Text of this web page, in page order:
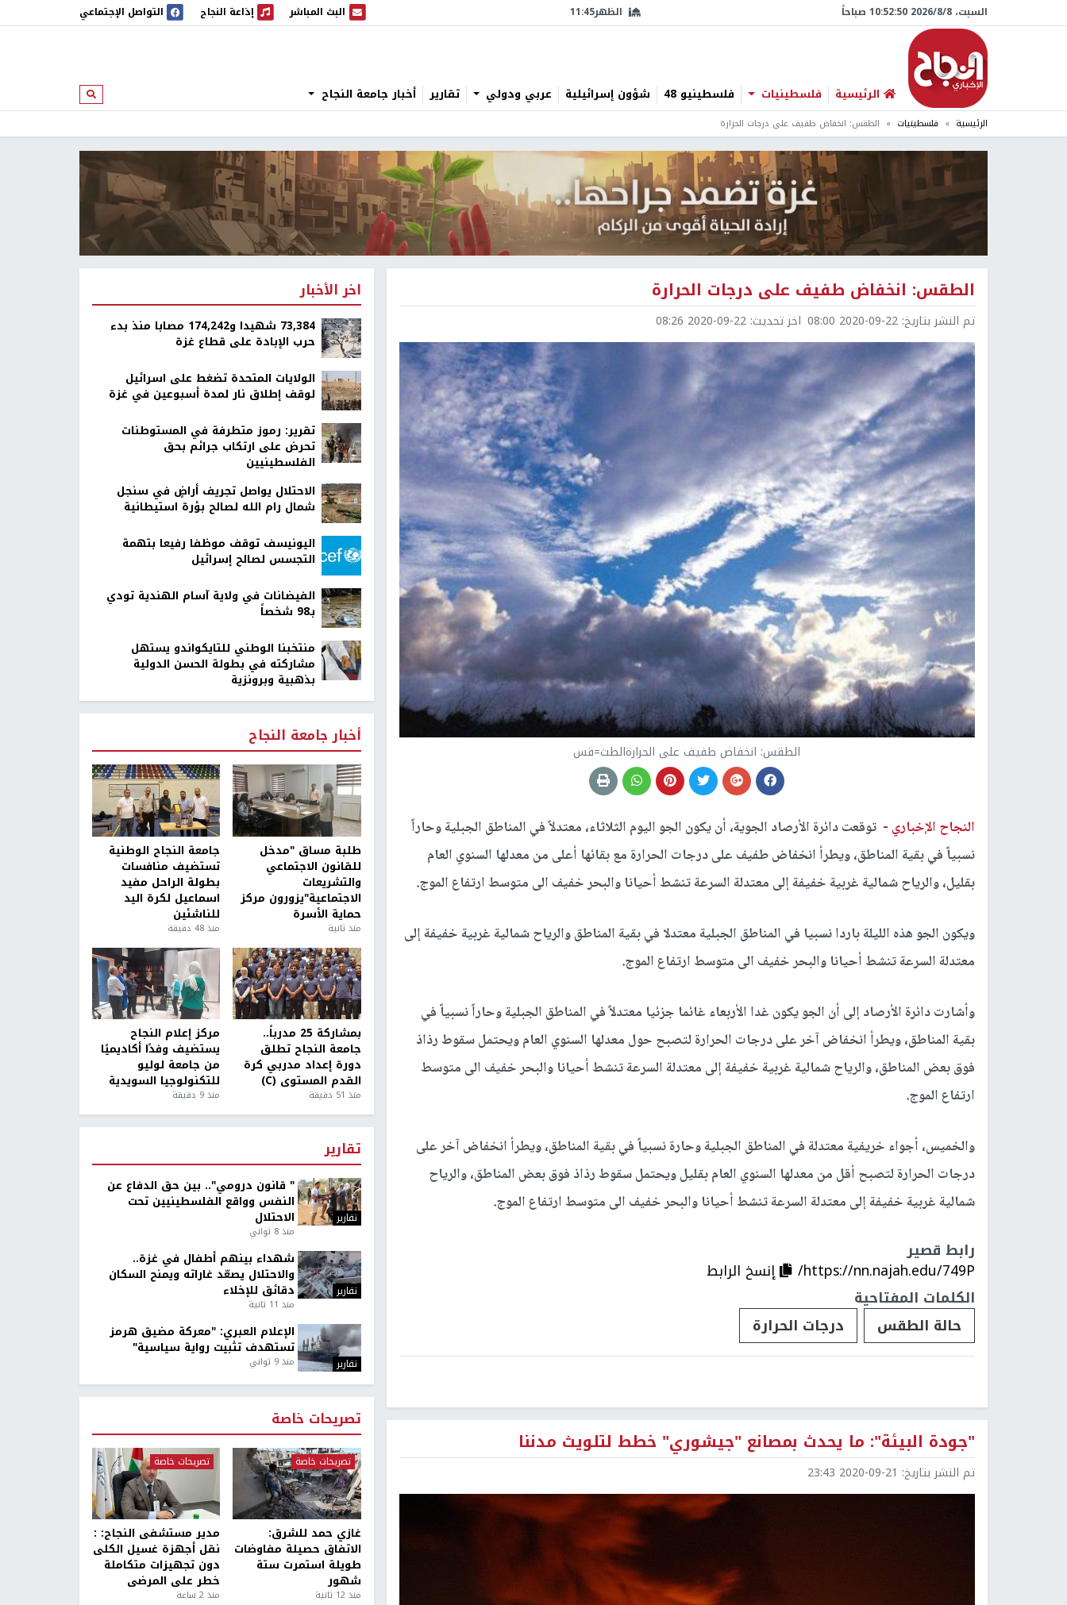
السبت، 8/‏8/‏2026 10:52:51 صباحاً الظهر11:45 البث المباشر
البث المباشر إذاعة النجاح
إذاعة النجاح التواصل الإجتماعي
الرئيسية فلسطينيات فلسطينيو 48 شؤون إسرائيلية عربي ودولي تقارير أخبار جامعة النجاح ابحث
الرئيسية فلسطينيات الطقس: انخفاض طفيف على درجات الحرارة
الطقس: انخفاض طفيف على درجات الحرارة
تم النشر بتاريخ: 2020-09-22 08:00 اخر تحديث: 2020-09-22 08:26
الطقس: انخفاض طفيف على الحرارةالطث=قس
النجاح الإخباري - توقعت دائرة الأرصاد الجوية، أن يكون الجو اليوم الثلاثاء، معتدلاً في المناطق الجبلية وحاراً
نسبياً في بقية المناطق، ويطرأ انخفاض طفيف على درجات الحرارة مع بقائها أعلى من معدلها السنوي العام
بقليل، والرياح شمالية غربية خفيفة إلى معتدلة السرعة تنشط أحيانا والبحر خفيف الى متوسط ارتفاع الموج.
ويكون الجو هذه الليلة باردا نسبيا في المناطق الجبلية معتدلا في بقية المناطق والرياح شمالية غربية خفيفة إلى
معتدلة السرعة تنشط أحيانا والبحر خفيف الى متوسط ارتفاع الموج.
وأشارت دائرة الأرصاد إلى أن الجو يكون غدا الأربعاء غائما جزئيا معتدلاً في المناطق الجبلية وحاراً نسبياً في
بقية المناطق، ويطرأ انخفاض آخر على درجات الحرارة لتصبح حول معدلها السنوي العام ويحتمل سقوط رذاذ
فوق بعض المناطق، والرياح شمالية غربية خفيفة إلى معتدلة السرعة تنشط أحيانا والبحر خفيف الى متوسط
ارتفاع الموج.
والخميس، أجواء خريفية معتدلة في المناطق الجبلية وحارة نسبياً في بقية المناطق، ويطرأ انخفاض آخر على
درجات الحرارة لتصبح أقل من معدلها السنوي العام بقليل ويحتمل سقوط رذاذ فوق بعض المناطق، والرياح
شمالية غربية خفيفة إلى معتدلة السرعة تنشط أحيانا والبحر خفيف الى متوسط ارتفاع الموج.
رابط قصير
https://nn.najah.edu/749P/
إنسخ الرابط
الكلمات المفتاحية
حالة الطقس
درجات الحرارة
"جودة البيئة": ما يحدث بمصانع "جيشوري" خطط لتلويث مدننا
تم النشر بتاريخ: 2020-09-21 23:43
اخر الأخبار
73,384 شهيدا و174,242 مصابا منذ بدء
حرب الإبادة على قطاع غزة
الولايات المتحدة تضغط على اسرائيل
لوقف إطلاق نار لمدة أسبوعين في غزة
تقرير: رموز متطرفة في المستوطنات
تحرض على ارتكاب جرائم بحق
الفلسطينيين
الاحتلال يواصل تجريف أراضٍ في سنجل
شمال رام الله لصالح بؤرة استيطانية
اليونيسف توقف موظفا رفيعا بتهمة
التجسس لصالح إسرائيل
الفيضانات في ولاية آسام الهندية تودي
بـ98 شخصاً
منتخبنا الوطني للتايكواندو يستهل
مشاركته في بطولة الحسن الدولية
بذهبية وبرونزية
أخبار جامعة النجاح
طلبة مساق "مدخل
للقانون الاجتماعي
والتشريعات
الاجتماعية"يزورون مركز
حماية الأسرة
منذ ثانية
جامعة النجاح الوطنية
تستضيف منافسات
بطولة الراحل مفيد
اسماعيل لكرة اليد
للناشئين
منذ 48 دقيقة
بمشاركة 25 مدرباً..
جامعة النجاح تطلق
دورة إعداد مدربي كرة
القدم المستوى (C)
منذ 51 دقيقة
مركز إعلام النجاح
يستضيف وفدًا أكاديميًا
من جامعة لوليو
للتكنولوجيا السويدية
منذ 9 دقيقة
تقارير
تقارير
" قانون درومي".. بين حق الدفاع عن
النفس وواقع الفلسطينيين تحت
الاحتلال
منذ 8 ثواني
تقارير
شهداء بينهم أطفال في غزة..
والاحتلال يصعّد غاراته ويمنح السكان
دقائق للإخلاء
منذ 11 ثانية
تقارير
الإعلام العبري: "معركة مضيق هرمز
تستهدف تثبيت رواية سياسية"
منذ 9 ثواني
تصريحات خاصة
تصريحات خاصة
غازي حمد للشرق:
الاتفاق حصيلة مفاوضات
طويلة استمرت ستة
شهور
منذ 12 ثانية
تصريحات خاصة
مدير مستشفى النجاح: :
نقل أجهزة غسيل الكلى
دون تجهيزات متكاملة
خطر على المرضى
منذ 2 ساعة